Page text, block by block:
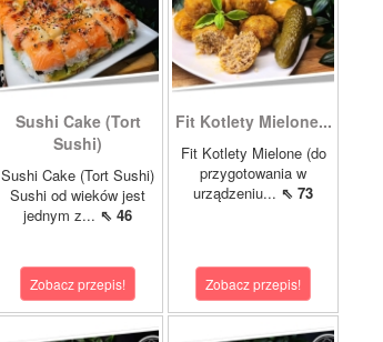
Sushi Cake (Tort
Sushi)
Sushi Cake (Tort Sushi)
Sushi od wieków jest
jednym z... ⇖ 46
Zobacz przepis!
Fit Kotlety Mielone...
Fit Kotlety Mielone (do
przygotowania w
urządzeniu... ⇖ 73
Zobacz przepis!